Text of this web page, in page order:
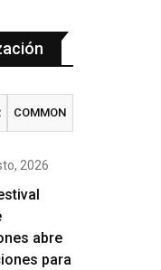
COMMON
2026
abre
para